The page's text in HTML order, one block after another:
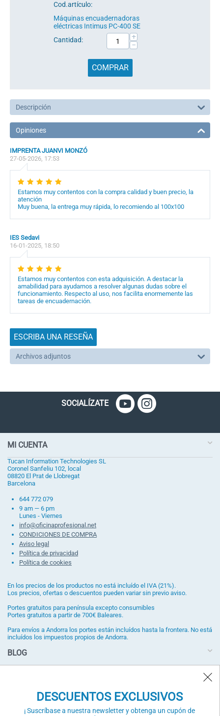
Cod.artículo:
Máquinas encuadernadoras
eléctricas Intimus PC-400 SE
Cantidad:
+
−
COMPRAR
Descripción
Opiniones
IMPRENTA JUANVI MONZÓ
27-05-2026, 17:53
Estamos muy contentos con la compra calidad y buen precio, la
atención
Muy buena, la entrega muy rápida, lo recomiendo al 100x100
IES Sedavi
16-01-2025, 18:50
Estamos muy contentos con esta adquisición. A destacar la
amabilidad para ayudarnos a resolver algunas dudas sobre el
funcionamiento. Respecto al uso, nos facilita enormemente las
tareas de encuadernación.
ESCRIBA UNA RESEÑA
Archivos adjuntos
SOCIALÍZATE
MI CUENTA
Tucan Information Technologies SL
Coronel Sanfeliu 102, local
08820 El Prat de Llobregat
Barcelona
644 772 079
9 am — 6 pm
Lunes - Viernes
info@oficinaprofesional.net
CONDICIONES DE COMPRA
Aviso legal
Política de privacidad
Política de cookies
En los precios de los productos no está incluído el IVA (21%).
Los precios, ofertas o descuentos pueden variar sin previo aviso.
Portes gratuitos para península excepto consumibles
Portes gratuitos a partir de 700€ Baleares.
Para envíos a Andorra los portes están incluídos hasta la frontera. No está
incluídos los impuestos propios de Andorra.
BLOG
descuento !DESCUENTOS EXCLUSIVOS
¡ Suscríbase a nuestra newsletter y obtenga un cupón de